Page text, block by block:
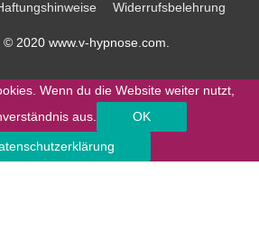
Widerrufsbelehrung
© 2020 www.v-hypnose.com.
Wenn du die Website weiter nutzt,
aus.
OK